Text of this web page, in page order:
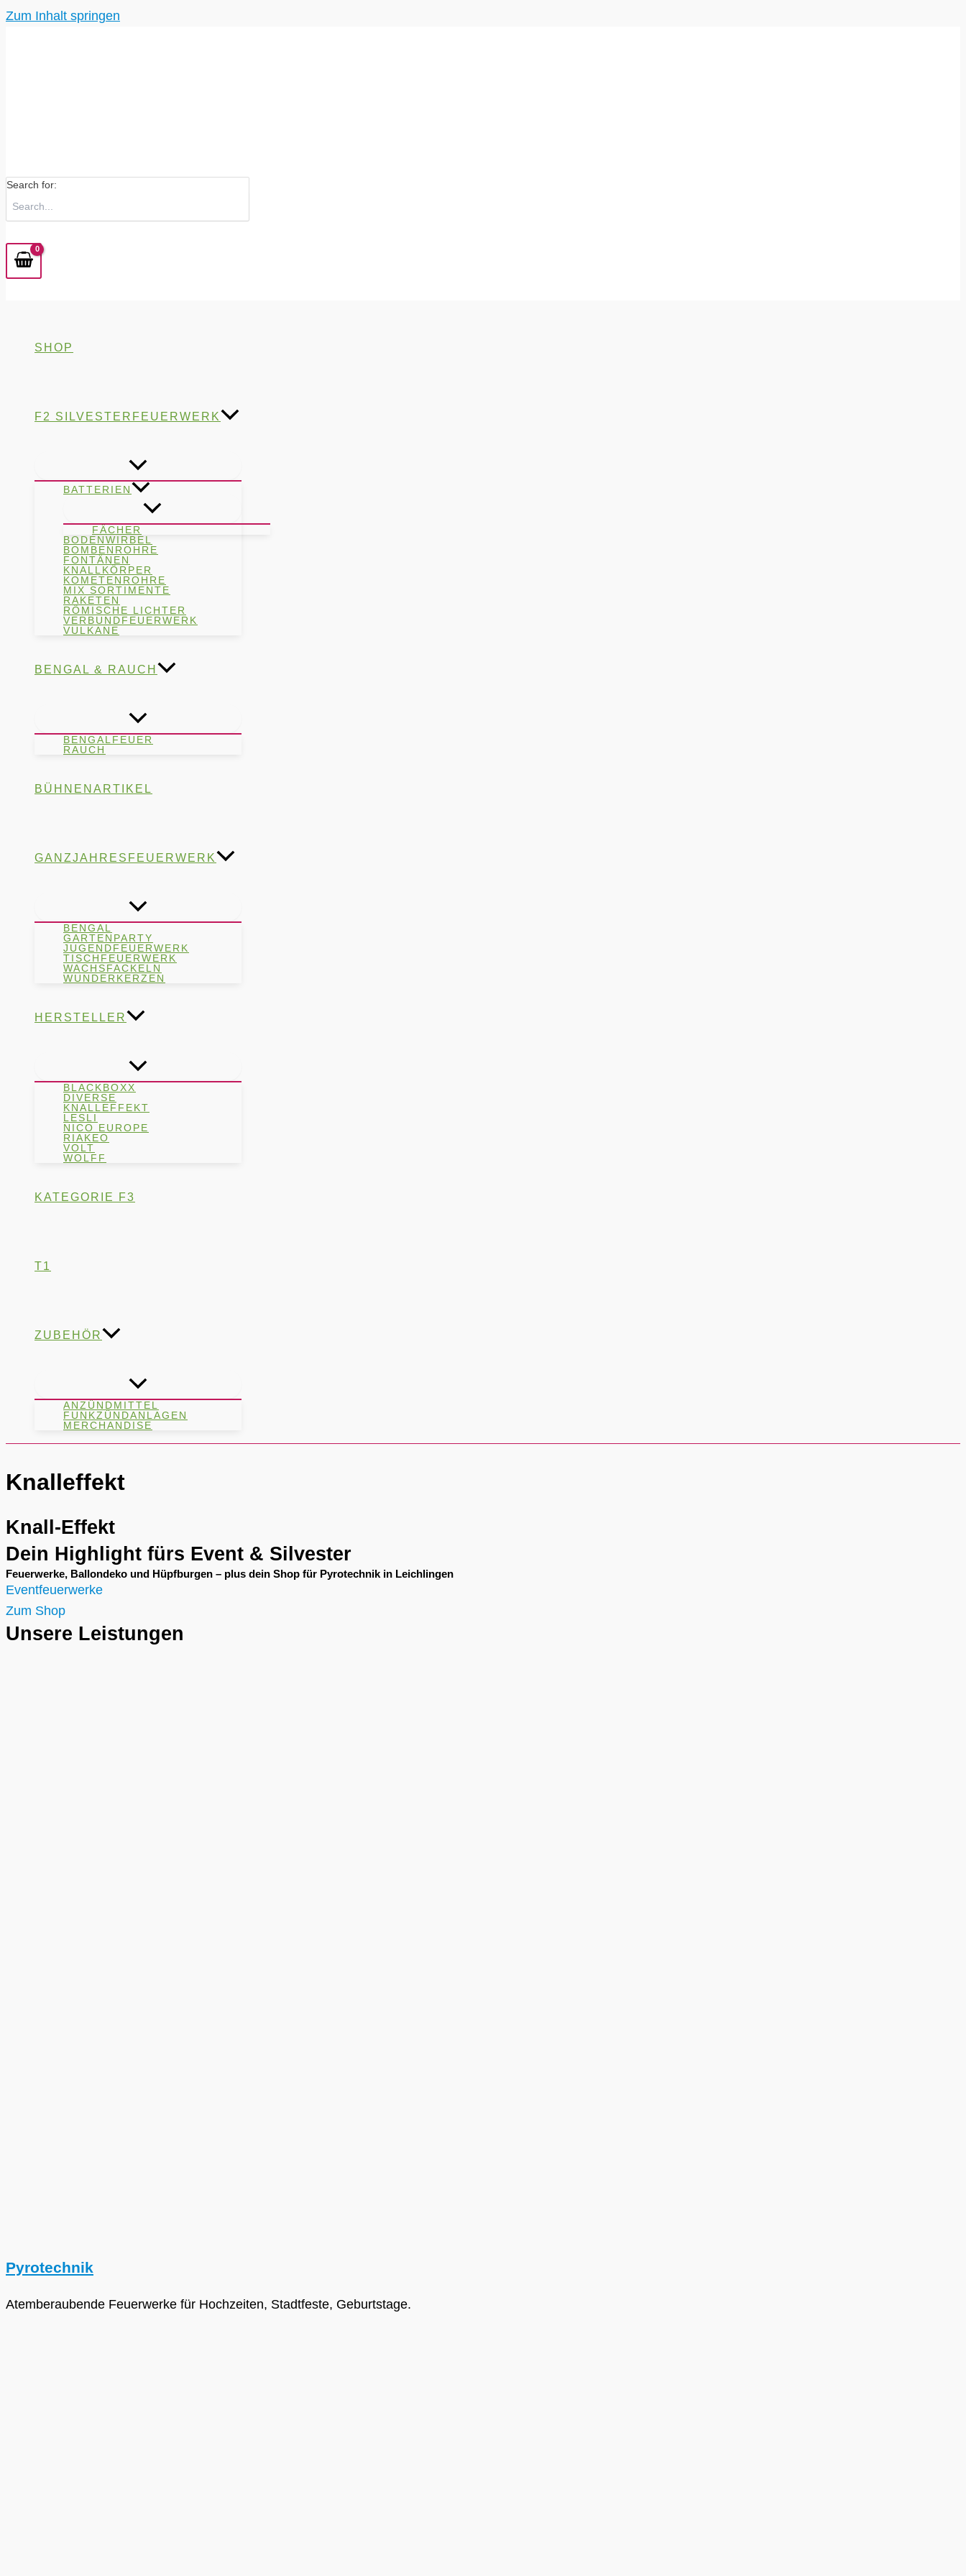
Zum Inhalt springen
Search for:
SHOP
F2 SILVESTERFEUERWERK
BATTERIEN
FÄCHER
BODENWIRBEL
BOMBENROHRE
FONTÄNEN
KNALLKÖRPER
KOMETENROHRE
MIX SORTIMENTE
RAKETEN
RÖMISCHE LICHTER
VERBUNDFEUERWERK
VULKANE
BENGAL & RAUCH
BENGALFEUER
RAUCH
BÜHNENARTIKEL
GANZJAHRESFEUERWERK
BENGAL
GARTENPARTY
JUGENDFEUERWERK
TISCHFEUERWERK
WACHSFACKELN
WUNDERKERZEN
HERSTELLER
BLACKBOXX
DIVERSE
KNALLEFFEKT
LESLI
NICO EUROPE
RIAKEO
VOLT
WOLFF
KATEGORIE F3
T1
ZUBEHÖR
ANZÜNDMITTEL
FUNKZÜNDANLAGEN
MERCHANDISE
Knalleffekt
Knall-Effekt
Dein Highlight fürs Event & Silvester
Feuerwerke, Ballondeko und Hüpfburgen – plus dein Shop für Pyrotechnik in Leichlingen
Eventfeuerwerke
Zum Shop
Unsere Leistungen
Pyrotechnik
Atemberaubende Feuerwerke für Hochzeiten, Stadtfeste, Geburtstage.